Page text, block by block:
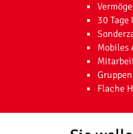
30 Tage
Mobiles
Flache